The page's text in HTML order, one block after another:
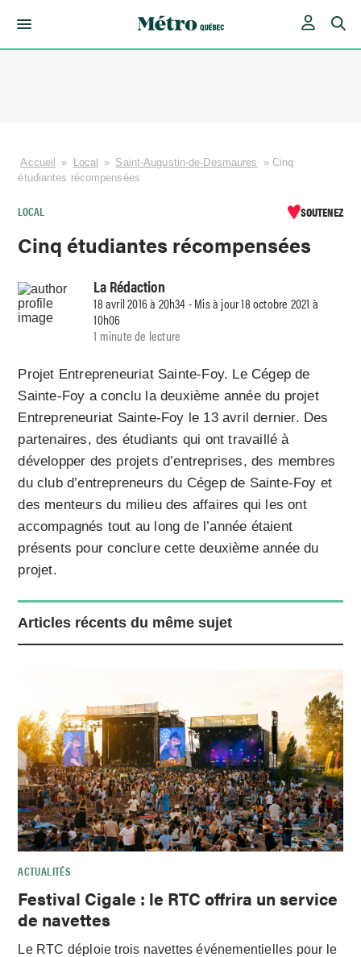
Accueil » Local » Saint-Augustin-de-Desmaures » Cinq
étudiantes récompensées
LOCAL SOUTENEZ
Cinq étudiantes récompensées
La Rédaction
18 avril 2016 à 20h34 - Mis à jour 18 octobre 2021 à
10h06
1 minute de lecture
Projet Entrepreneuriat Sainte-Foy. Le Cégep de
Sainte-Foy a conclu la deuxième année du projet
Entrepreneuriat Sainte-Foy le 13 avril dernier. Des
partenaires, des étudiants qui ont travaillé à
développer des projets d’entreprises, des membres
du club d’entrepreneurs du Cégep de Sainte-Foy et
des menteurs du milieu des affaires qui les ont
accompagnés tout au long de l’année étaient
présents pour conclure cette deuxième année du
projet.
Articles récents du même sujet
ACTUALITÉS
Festival Cigale : le RTC offrira un service
de navettes
Le RTC déploie trois navettes événementielles pour le